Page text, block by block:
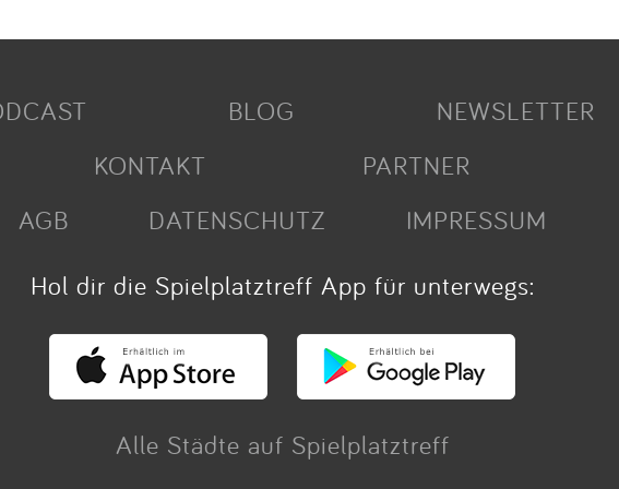
BLOG
NEWSLETTER
KONTAKT
PARTNER
AGB
DATENSCHUTZ
IMPRESSUM
Hol dir die Spielplatztreff App für unterwegs:
Alle Städte auf Spielplatztreff